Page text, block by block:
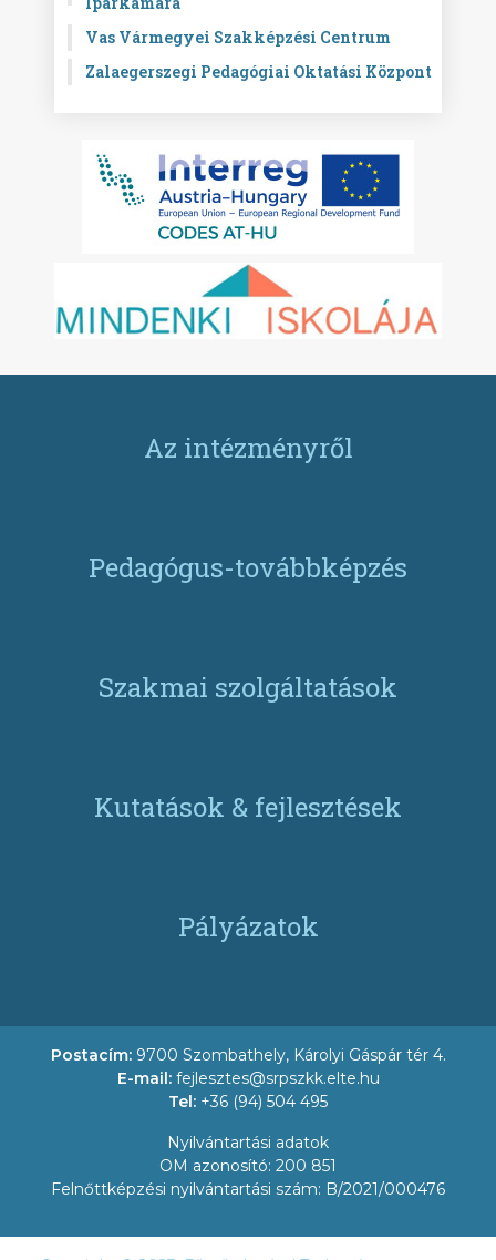
Vas Vármegyei Szakképzési Centrum
Zalaegerszegi Pedagógiai Oktatási Központ
Az intézményről
Pedagógus-továbbképzés
Szakmai szolgáltatások
Kutatások & fejlesztések
Pályázatok
Postacím: 9700 Szombathely, Károlyi Gáspár tér 4.
E-mail: fejlesztes@srpszkk.elte.hu
Tel: +36 (94) 504 495
Nyilvántartási adatok
OM azonosító: 200 851
Felnőttképzési nyilvántartási szám: B/2021/000476